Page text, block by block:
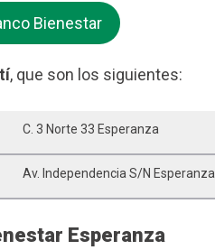
Bienestar
, que son los siguientes:
C. 3 Norte 33 Esperanza
Av. Independencia S/n Esperanza
Esperanza